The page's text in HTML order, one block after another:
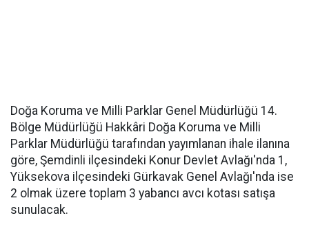
Doğa Koruma ve Milli Parklar Genel Müdürlüğü 14.
Bölge Müdürlüğü Hakkâri Doğa Koruma ve Milli
Parklar Müdürlüğü tarafından yayımlanan ihale ilanına
göre, Şemdinli ilçesindeki Konur Devlet Avlağı'nda 1,
Yüksekova ilçesindeki Gürkavak Genel Avlağı'nda ise
2 olmak üzere toplam 3 yabancı avcı kotası satışa
sunulacak.